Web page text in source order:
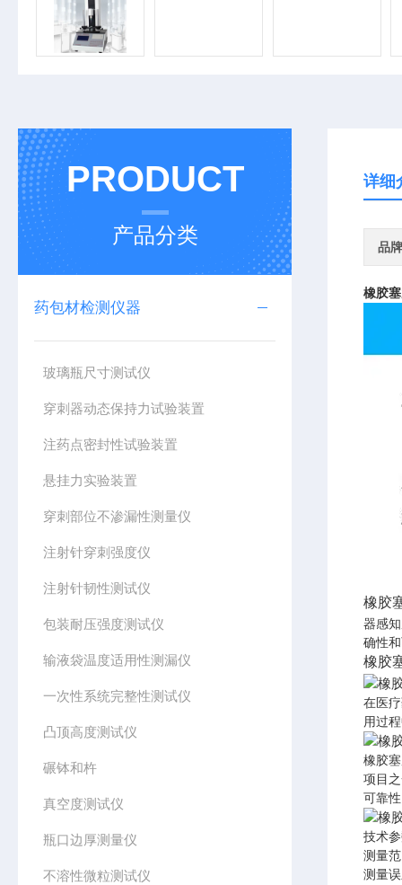
PRODUCT
产品分类
药包材检测仪器
玻璃瓶尺寸测试仪
穿刺器动态保持力试验装置
注药点密封性试验装置
悬挂力实验装置
穿刺部位不渗漏性测量仪
注射针穿刺强度仪
注射针韧性测试仪
包装耐压强度测试仪
输液袋温度适用性测漏仪
一次性系统完整性测试仪
凸顶高度测试仪
碾钵和杵
真空度测试仪
瓶口边厚测量仪
不溶性微粒测试仪
详细
品牌
橡胶
橡胶
器感
确性
橡胶
在医
用过
橡胶
项目
可靠
技术
测量
测量